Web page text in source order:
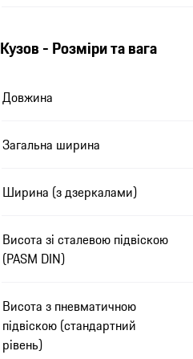
Кузов - Розміри та вага
Довжина
Загальна ширина
Ширина (з дзеркалами)
Висота зі сталевою підвіскою
(PASM DIN)
Висота з пневматичною
підвіскою (стандартний
рівень)